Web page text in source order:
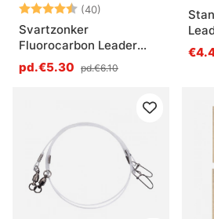
Note: (40)
4.7 sur 5 étoiles
Svartzonker
Fluorocarbon Leader
40cm 2-pack
pd.€5.30 pd.€6.10